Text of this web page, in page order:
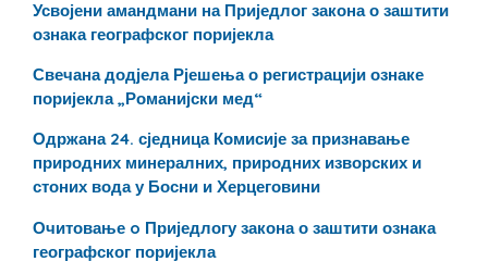
Усвојени амандмани на Приједлог закона о заштити
ознака географског поријекла
Свечана додјела Рјешења о регистрацији ознаке
поријекла „Романијски мед“
Одржана 24. сједница Комисије за признавање
природних минералних, природних изворских и
стоних вода у Босни и Херцеговини
Очитовање o Приједлогу закона о заштити ознака
географског поријекла